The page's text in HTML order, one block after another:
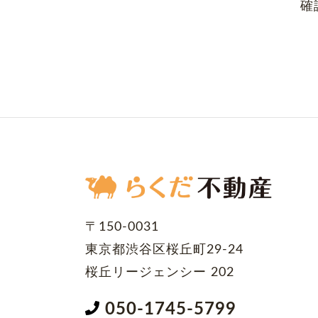
確
〒150-0031
東京都渋谷区桜丘町29-24
桜丘リージェンシー 202
050-1745-5799